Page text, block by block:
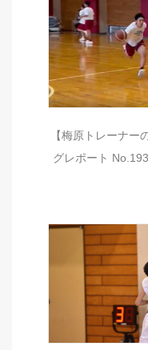
【梅原トレーナー
グレポート